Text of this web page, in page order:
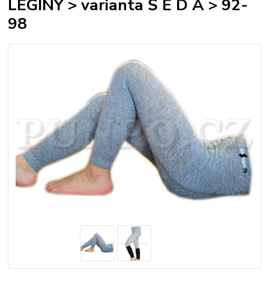
LEGÍNY > varianta Š E D Á > 92-
98